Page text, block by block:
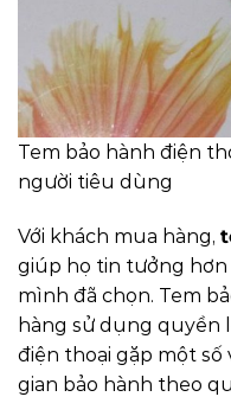
Tem bảo hành điện
người tiêu dùng
Với khách mua hàng,
giúp họ tin tưởng hơn
mình đã chọn. Tem
hàng sử dụng quyền
điện thoại gặp một số
gian bảo hành theo